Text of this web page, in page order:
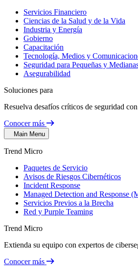
Servicios Financiero
Ciencias de la Salud y de la Vida
Industria y Energía
Gobierno
Capacitación
Tecnología, Medios y
Seguridad para Pequeñas y
Asegurabilidad
Soluciones para
Resuelva desafíos críticos de seguridad
Conocer más
Main Menu
Trend Micro
Paquetes de Servicio
Avisos de Riesgos Cibernéticos
Incident Response
Managed Detection and Response
Servicios Previos a la Brecha
Red y Purple Teaming
Trend Micro
Extienda su equipo con expertos de
Conocer más